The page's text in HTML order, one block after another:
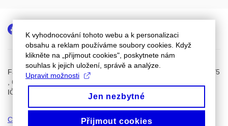
Fakulta sportovních studií Masarykovy univerzity, Kamenice 753/5​
, 625 00, Brno, Česká republika
IČ: 00216224, DIČ: CZ00216224, tel.: +420 549 49 2930
Cookies
K vyhodnocování tohoto webu a k personalizaci
obsahu a reklam používáme soubory cookies. Když
klikněte na „přijmout cookies", poskytnete nám
souhlas k jejich uložení, správě a analýze.
Upravit možnosti
Jen nezbytné
Přijmout cookies